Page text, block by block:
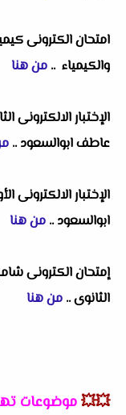
امتحان الكترونى
والكيمياء.. من هنا
الإختبار الالكترونى
عاطف ابوالسعود..
الإختبار
ابوالسعود.. من هنا
الثانوى.. من هنا
💥💥موضوعات